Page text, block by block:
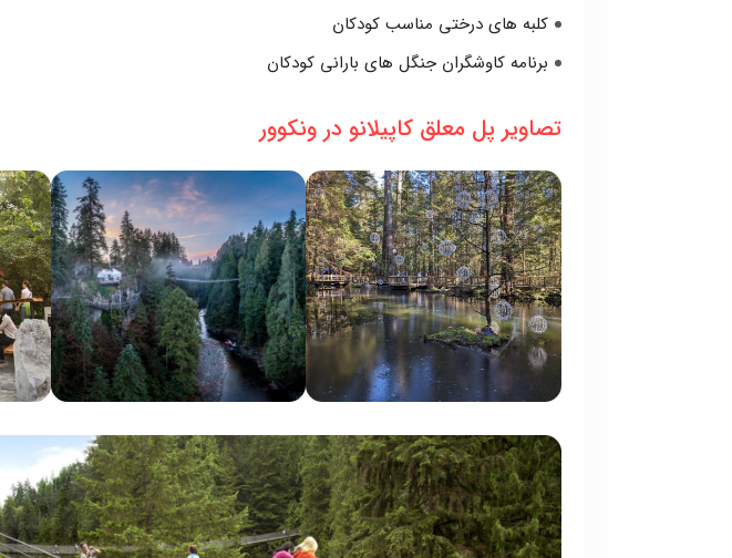
کلبه های درختی مناسب کودکان
برنامه کاوشگران جنگل های بارانی کودکان
تصاویر پل معلق کاپیلانو در ونکوور